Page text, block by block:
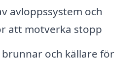
avloppssystem och
att motverka stopp
brunnar och källare för